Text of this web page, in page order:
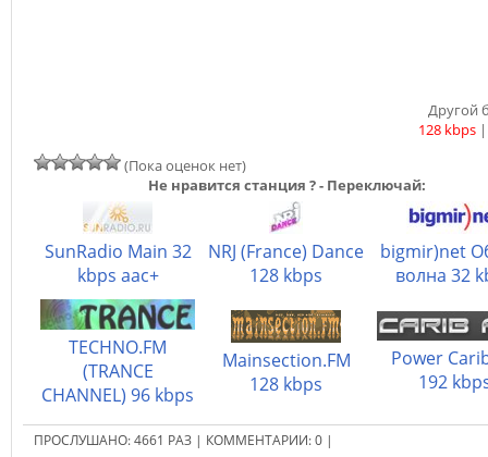
Другой
128 kbps
(Пока оценок нет)
Не нравится станция ? - Переключай:
SunRadio Main 32
kbps aac+
NRJ (France) Dance
128 kbps
bigmir)net
волна 32
TECHNO.FM
(TRANCE
CHANNEL) 96 kbps
Mainsection.FM
128 kbps
Power
192
ПРОСЛУШАНО:4661 РАЗ | КОММЕНТАРИИ:0 |